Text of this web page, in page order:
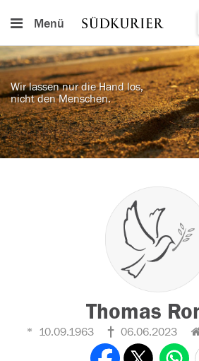
Menü
Wir lassen nur die Hand los,
nicht den Menschen.
Thomas
10.09.1963 06.06.2023